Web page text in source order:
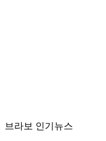
브라보 인기뉴스